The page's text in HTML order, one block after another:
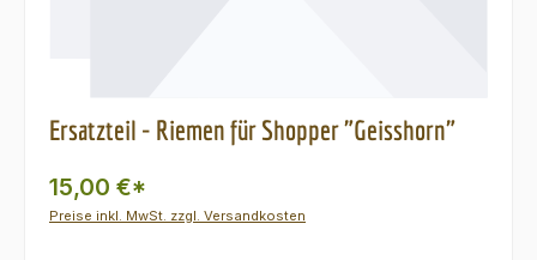
Ersatzteil - Riemen für Shopper "Geisshorn"
15,00 €*
Preise inkl. MwSt. zzgl. Versandkosten